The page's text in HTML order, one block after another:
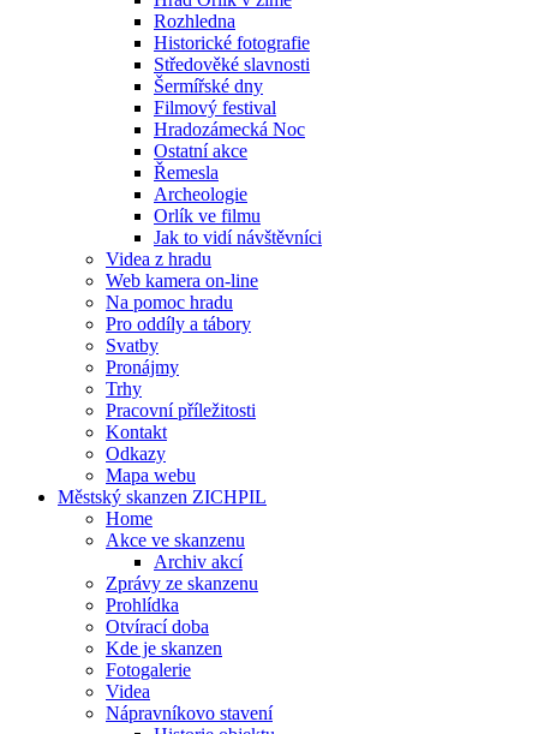
Rozhledna
Historické fotografie
Středověké slavnosti
Šermířské dny
Filmový festival
Hradozámecká Noc
Ostatní akce
Řemesla
Archeologie
Orlík ve filmu
Jak to vidí návštěvníci
Videa z hradu
Web kamera on-line
Na pomoc hradu
Pro oddíly a tábory
Svatby
Pronájmy
Trhy
Pracovní příležitosti
Kontakt
Odkazy
Mapa webu
Městský skanzen ZICHPIL
Home
Akce ve skanzenu
Archiv akcí
Zprávy ze skanzenu
Prohlídka
Otvírací doba
Kde je skanzen
Fotogalerie
Videa
Nápravníkovo stavení